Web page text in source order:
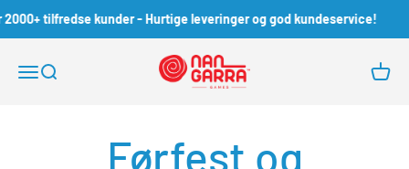
tilfredse kunder - Hurtige leveringer og god kundeservice!
Åbn navigationsmenu
Åbn søgefunktion Nangarra Games Åbn